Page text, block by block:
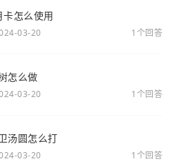
怎么使用
03-20 1个回答
怎么做
03-20 1个回答
汤圆怎么打
03-20 1个回答